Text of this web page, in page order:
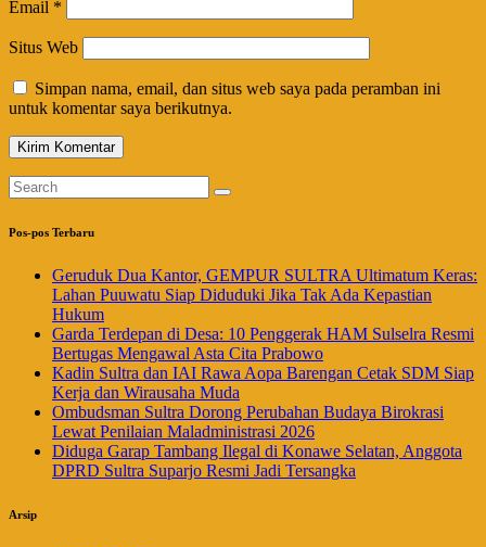
Email *
Situs Web
Simpan nama, email, dan situs web saya pada peramban ini
untuk komentar saya berikutnya.
Pos-pos Terbaru
Geruduk Dua Kantor, GEMPUR SULTRA Ultimatum Keras:
Lahan Puuwatu Siap Diduduki Jika Tak Ada Kepastian
Hukum
Garda Terdepan di Desa: 10 Penggerak HAM Sulselra Resmi
Bertugas Mengawal Asta Cita Prabowo
Kadin Sultra dan IAI Rawa Aopa Barengan Cetak SDM Siap
Kerja dan Wirausaha Muda
Ombudsman Sultra Dorong Perubahan Budaya Birokrasi
Lewat Penilaian Maladministrasi 2026
Diduga Garap Tambang Ilegal di Konawe Selatan, Anggota
DPRD Sultra Suparjo Resmi Jadi Tersangka
Arsip